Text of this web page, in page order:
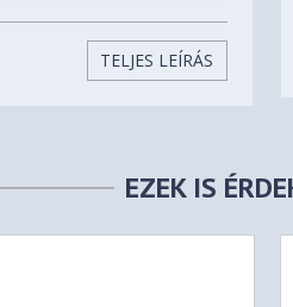
TELJES LEÍRÁS
EZEK IS